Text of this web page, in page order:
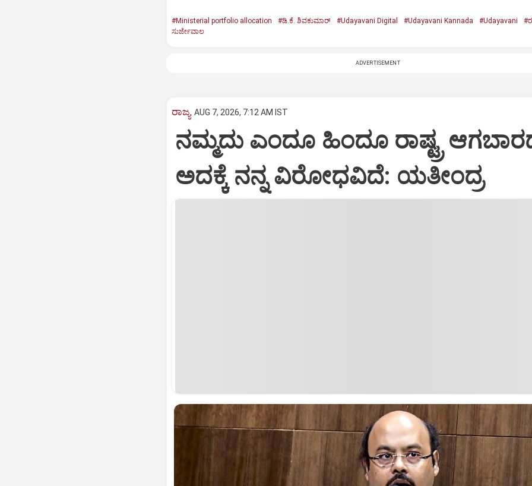
#Ministerial portfolio allocation #ಡಿ.ಕೆ. ಶಿವಕುಮಾರ್‌ #Udayavani Digital #Udayavani Kannada #Udayavani
ಸುರ್ಜೇವಾಲ
ADVERTISEMENT
ರಾಜ್ಯ AUG 7, 2026, 7:12 AM IST
ನಮ್ಮದು ಎಂದೂ ಹಿಂದೂ ರಾಷ್ಟ್ರ
ಅದಕ್ಕೆ ನನ್ನ ವಿರೋಧವಿದೆ: ಯತೀಂದ್ರ